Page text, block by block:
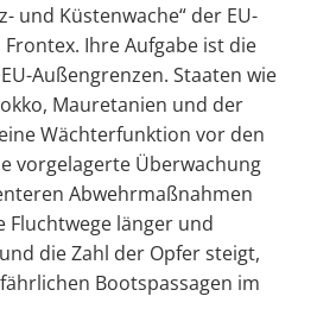
und Küstenwache“ der EU-
Ihre Aufgabe ist die
Außengrenzen. Staaten wie
Mauretanien und der
Wächterfunktion vor den
vorgelagerte Überwachung
Abwehrmaßnahmen
Fluchtwege länger und
die Zahl der Opfer steigt,
Bootspassagen im